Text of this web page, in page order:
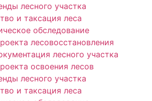
лесного участка
и таксация леса
обследование
лесовосстановления
лесного участка
освоения лесов
лесного участка
и таксация леса